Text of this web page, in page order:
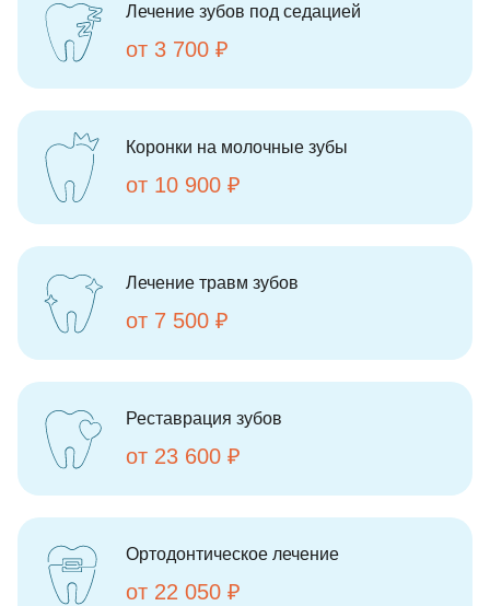
Лечение зубов под седацией
от 3 700 ₽
Коронки на молочные зубы
от 10 900 ₽
Лечение травм зубов
от 7 500 ₽
Реставрация зубов
от 23 600 ₽
Ортодонтическое лечение
от 22 050 ₽